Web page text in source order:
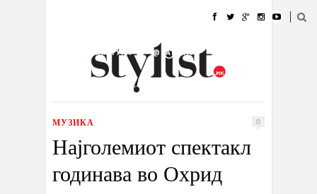
УБАВИНА
КУЛТУРА @РАБОТА
ИЗЛОГ
МУЗИКА 0
Најголемиот спектакл
годинава во Охрид